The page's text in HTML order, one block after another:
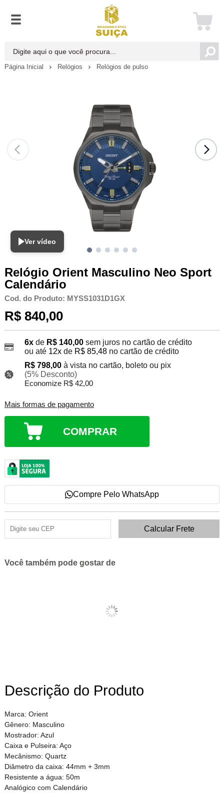
Página Inicial Relógios Relógios de pulso
Ver vídeo
Relógio Orient Masculino Neo Sport
Calendário
Cod. do Produto: MYSS1031D1GX
R$ 840,00
6xde R$ 140,00 sem juros no cartão de crédito
ou até 12xde R$ 85,48no cartão de crédito
R$ 798,00 à vista no cartão, boleto ou pix
(5% Desconto)
Economize R$ 42,00
Mais formas de pagamento
COMPRAR
Compre Pelo WhatsApp
Você também pode gostar de
Descrição do Produto
Marca: Orient
Gênero: Masculino
Mostrador: Azul
Caixa e Pulseira: Aço
Mecânismo: Quartz
Diâmetro da caixa: 44mm + 3mm
Resistente a água: 50m
Analógico com Calendário